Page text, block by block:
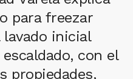
para freezar
inicial
con el
propiedades,